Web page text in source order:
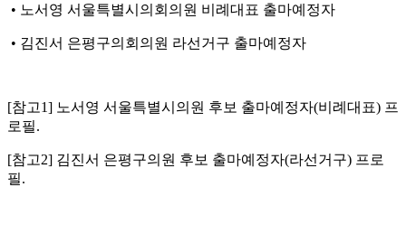
• 노서영 서울특별시의회의원 비례대표 출마예정자
• 김진서 은평구의회의원 라선거구 출마예정자
[참고1] 노서영 서울특별시의원 후보 출마예정자(비례대표) 프
로필.
[참고2] 김진서 은평구의원 후보 출마예정자(라선거구) 프로
필.